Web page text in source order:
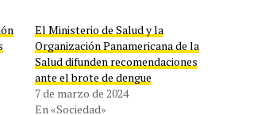
El Ministerio de Salud y la
Organización Panamericana de la
Salud difunden recomendaciones
ante el brote de dengue
7 de marzo de 2024
En «Sociedad»